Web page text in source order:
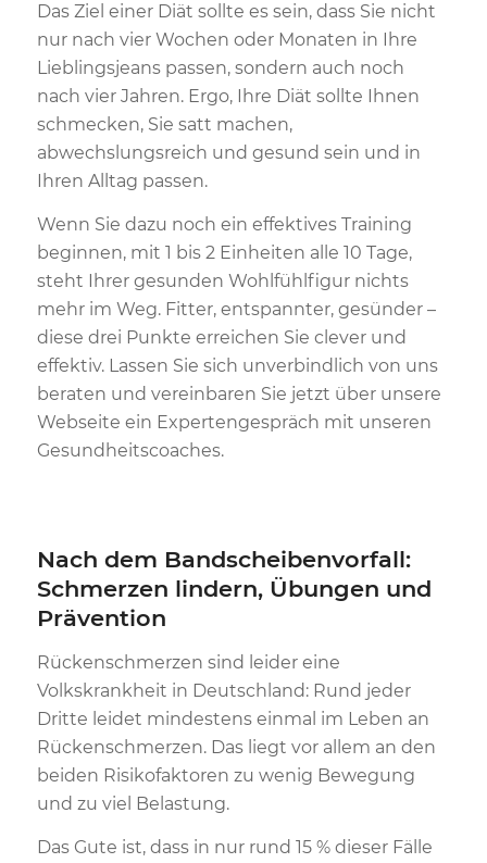
Das Ziel einer Diät sollte es sein, dass Sie nicht
nur nach vier Wochen oder Monaten in Ihre
Lieblingsjeans passen, sondern auch noch
nach vier Jahren. Ergo, Ihre Diät sollte Ihnen
schmecken, Sie satt machen,
abwechslungsreich und gesund sein und in
Ihren Alltag passen.
Wenn Sie dazu noch ein effektives Training
beginnen, mit 1 bis 2 Einheiten alle 10 Tage,
steht Ihrer gesunden Wohlfühlfigur nichts
mehr im Weg. Fitter, entspannter, gesünder –
diese drei Punkte erreichen Sie clever und
effektiv. Lassen Sie sich unverbindlich von uns
beraten und vereinbaren Sie jetzt über unsere
Webseite ein Expertengespräch mit unseren
Gesundheitscoaches.
Nach dem Bandscheibenvorfall:
Schmerzen lindern, Übungen und
Prävention
Rückenschmerzen sind leider eine
Volkskrankheit in Deutschland: Rund jeder
Dritte leidet mindestens einmal im Leben an
Rückenschmerzen. Das liegt vor allem an den
beiden Risikofaktoren zu wenig Bewegung
und zu viel Belastung.
Das Gute ist, dass in nur rund 15 % dieser Fälle